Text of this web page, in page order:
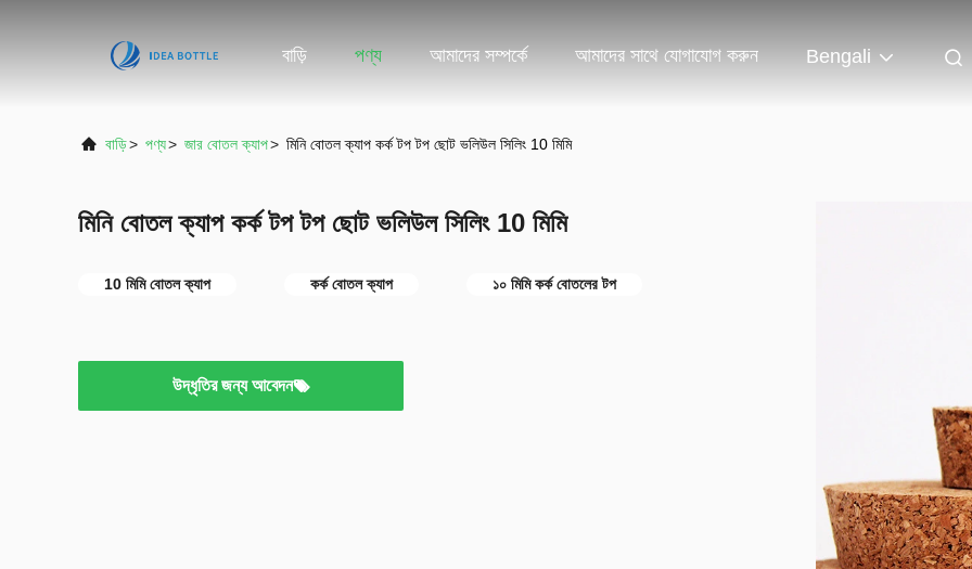
বাড়ি পণ্য আমাদের সম্পর্কে আমাদের সাথে যোগাযোগ করুন Bengali
বাড়ি> পণ্য> জার বোতল ক্যাপ> মিনি বোতল ক্যাপ কর্ক টপ টপ ছোট ভলিউল সিলিং 10 মিমি
মিনি বোতল ক্যাপ কর্ক টপ টপ ছোট ভলিউল সিলিং 10 মিমি
10 মিমি বোতল ক্যাপ কর্ক বোতল ক্যাপ ১০ মিমি কর্ক বোতলের টপ
উদ্ধৃতির জন্য আবেদন